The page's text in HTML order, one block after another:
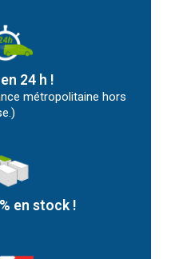
24 h !
métropolitaine hors
en stock !